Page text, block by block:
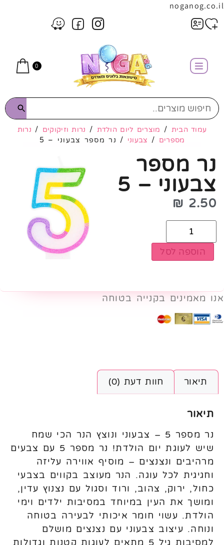
noganog.co.il
0
עמוד הבית / מוצרים ליום הולדת / נרות וזיקוקים / נרות
מספרים / צבעוני / נר מספר צבעוני – 5
נר מספר
צבעוני – 5
2.50
₪
הוספה לסל
אנו מאמינים בקנייה בטוחה
תיאור חוות דעת (0)
תיאור
נר מספר 5 – צבעוני ונוצץ הנר הכי שמח
שיש לעוגת יום הולדת! נר מספר 5 עם צבעים
מרהיבים ונצנצים – מוסיף אווירה עליזה
וחגיגית לכל עוגה. הנר מעוצב בקווים בצבעי
כחול, ירוק, צהוב, ורוד וסגול עם נצנוץ עדין,
ומושך את העין במיוחד במסיבות ילדים וימי
הולדת. עשוי חומר איכותי לבעירה בטוחה
ונוחה. עיצוב צבעוני עם נצנצים מושלם
למסיבות גיל 5 מתאים לעוגות קטנות וגדולות